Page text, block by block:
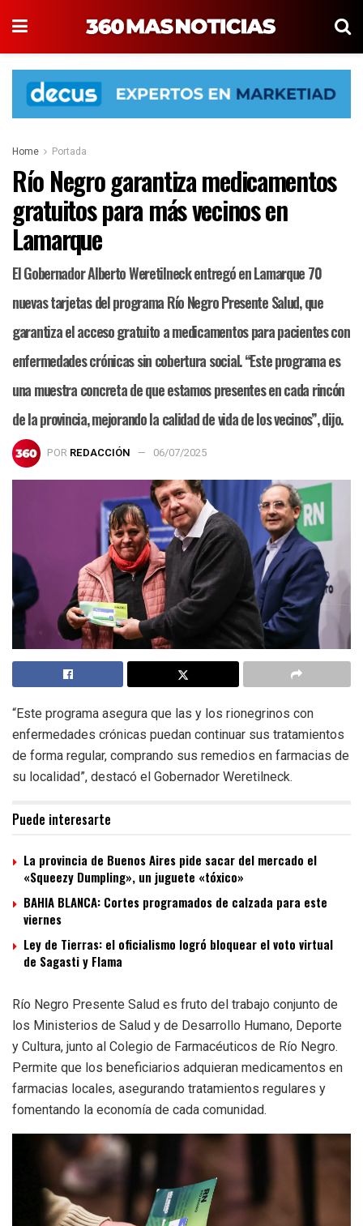
Home Portada
Río Negro garantiza medicamentos
gratuitos para más vecinos en
Lamarque
El Gobernador Alberto Weretilneck entregó en Lamarque 70
nuevas tarjetas del programa Río Negro Presente Salud, que
garantiza el acceso gratuito a medicamentos para pacientes con
enfermedades crónicas sin cobertura social. “Este programa es
una muestra concreta de que estamos presentes en cada rincón
de la provincia, mejorando la calidad de vida de los vecinos”, dijo.
POR REDACCIÓN 06/07/2025
“Este programa asegura que las y los rionegrinos con
enfermedades crónicas puedan continuar sus tratamientos
de forma regular, comprando sus remedios en farmacias de
su localidad”, destacó el Gobernador Weretilneck.
Puede interesarte
La provincia de Buenos Aires pide sacar del mercado el
«Squeezy Dumpling», un juguete «tóxico»
BAHIA BLANCA: Cortes programados de calzada para este
viernes
Ley de Tierras: el oficialismo logró bloquear el voto virtual
de Sagasti y Flama
Río Negro Presente Salud es fruto del trabajo conjunto de
los Ministerios de Salud y de Desarrollo Humano, Deporte
y Cultura, junto al Colegio de Farmacéuticos de Río Negro.
Permite que los beneficiarios adquieran medicamentos en
farmacias locales, asegurando tratamientos regulares y
fomentando la economía de cada comunidad.